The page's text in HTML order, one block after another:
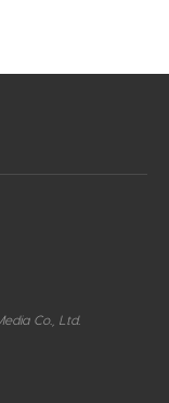
Co., Ltd.